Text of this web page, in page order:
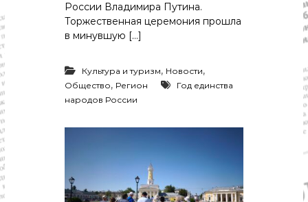
России Владимира Путина.
Торжественная церемония прошла
в минувшую […]
Культура и туризм, Новости,
Общество, Регион
Год единства
народов России